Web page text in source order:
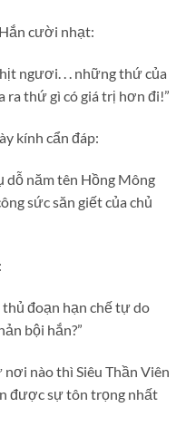
cười nhạt:
ngươi. . . những thứ của
ra thứ gì có giá trị hơn đi!”
kính cẩn đáp:
dỗ năm tên Hồng Mông
sức săn giết của chủ
thủ đoạn hạn chế tự do
bội hắn?”
nơi nào thì Siêu Thần Viên
được sự tôn trọng nhất